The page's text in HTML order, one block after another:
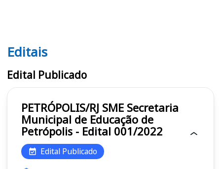
Editais SME
Editais
Edital Publicado
PETRÓPOLIS/RJ SME Secretaria
Municipal de Educação de
Petrópolis - Edital 001/2022
Edital Publicado